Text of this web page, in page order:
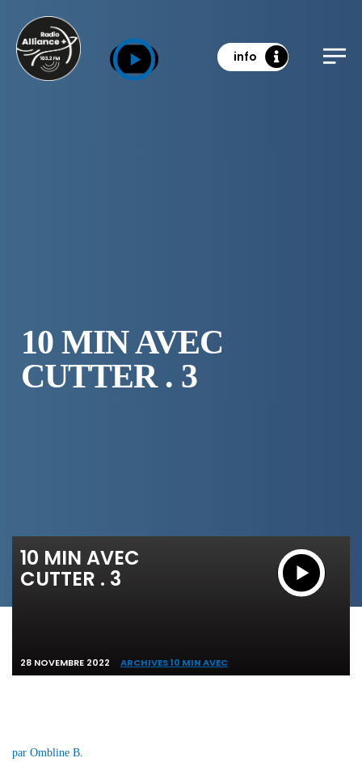
info
10 MIN AVEC
CUTTER . 3
10 MIN AVEC
CUTTER . 3
28 NOVEMBRE 2022 ARCHIVES 10 MIN AVEC
par Ombline B.